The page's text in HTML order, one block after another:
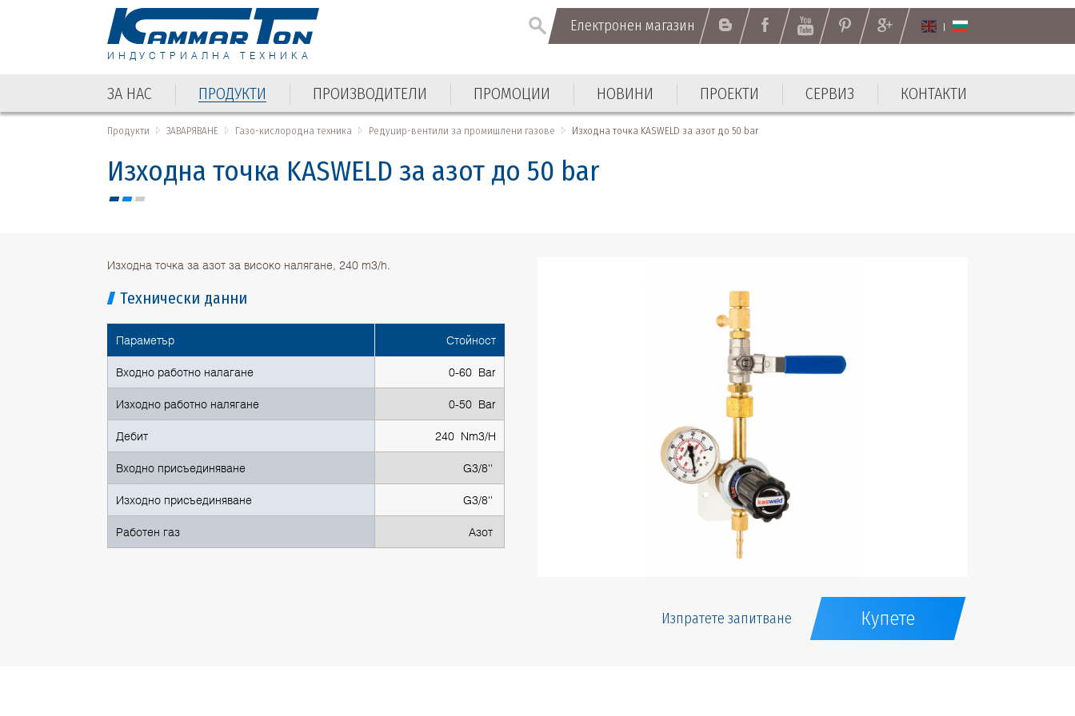
ИНДУСТРИАЛНА ТЕХНИКА
Електронен магазин
ЗА НАС ПРОДУКТИ ПРОИЗВОДИТЕЛИ ПРОМОЦИИ НОВИНИ ПРОЕКТИ СЕРВИЗ КОНТАКТИ
Електронен магазин
ЗА НАС ПРОДУКТИ
Продукти ЗАВАРЯВАНЕ Газо-кислородна техника Редуцир-вентили за промишлени газове Изходна точка KASWELD за азот до 50 bar
Изходна точка KASWELD за азот до 50 bar
Изходна точка за азот за високо налягане, 240 m3/h.
Технически данни
Параметър Стойност
Входно работно налагане 0-60 Bar
Изходно работно налягане 0-50 Bar
Дебит 240 Nm3/H
Входно присъединяване G3/8''
Изходно присъединяване G3/8''
Работен газ Азот
Изпратете запитване Купете